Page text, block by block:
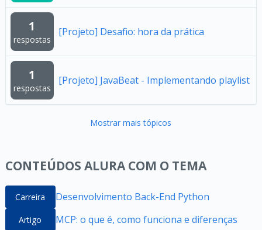
1
respostas
[Projeto] Desafio: hora da prática
1
respostas
[Projeto] JavaBeat - Implementando playlist
Mostrar mais tópicos
CONTEÚDOS ALURA COM O TEMA
Carreira Desenvolvimento Back-End Python
Artigo MCP: o que é, como funciona e diferenças